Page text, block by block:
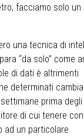
facciamo solo un
una tecnica di
“da solo” come
di dati è altrimenti
determinati
prima
di cui tenere
ad un particolare